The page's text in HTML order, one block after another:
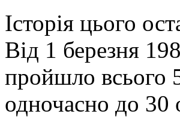
Історія цього
Від 1 березня
пройшло всього
одночасно до 30